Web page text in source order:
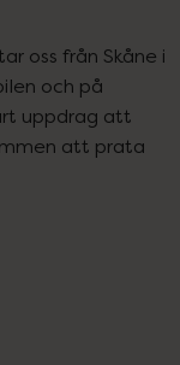
oss från Skåne i
och på
uppdrag att
att prata